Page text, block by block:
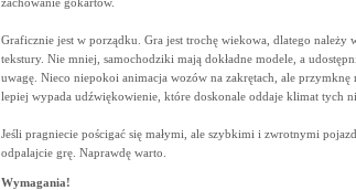
Graficznie jest w porządku. Gra jest trochę wiekowa, dlatego należy
tekstury. Nie mniej, samochodziki mają dokładne modele, a
uwagę. Nieco niepokoi animacja wozów na zakrętach, ale przymknę
lepiej wypada udźwiękowienie, które doskonale oddaje klimat tych
Jeśli pragniecie pościgać się małymi, ale szybkimi i zwrotnymi
odpalajcie grę. Naprawdę warto.
Wymagania!